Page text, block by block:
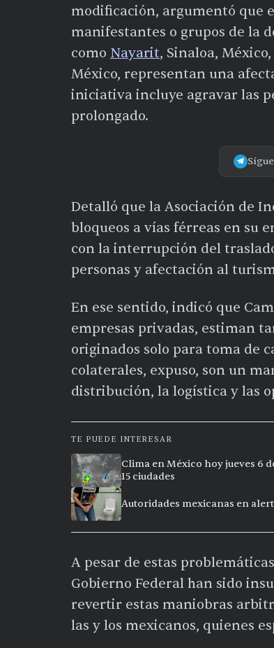
modificación, argumentó que
manifestantes o grupos de la
como Nayarit, Sinaloa,
México, representan una
iniciativa incluye agravar las
prolongado.
Detalló que la Asociación de
bloqueos a vías férreas en su
con la interrupción del
personas y afectación al
En ese sentido, indicó que
empresas privadas, estiman
originados solo para toma de
colaterales, expuso, son un
distribución, la logística y las
TE PUEDE INTERESAR
Clima en México hoy jueves 6
15 ciudades
Autoridades mexicanas en
A pesar de estas
Gobierno Federal han sido
revertir estas maniobras
las y los mexicanos, quienes